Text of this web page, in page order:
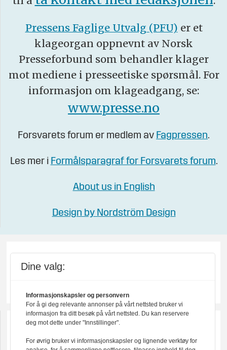
Pressens Faglige Utvalg (PFU) er et
klageorgan oppnevnt av Norsk
Presseforbund som behandler klager
mot mediene i presseetiske spørsmål. For
informasjon om klageadgang, se:
www.presse.no
Forsvarets forum er medlem av Fagpressen.
Les mer i Formålsparagraf for Forsvarets forum.
About us in English
Design by Nordström Design
Dine valg:
Informasjonskapsler og personvern
For å gi deg relevante annonser på vårt nettsted bruker vi
informasjon fra ditt besøk på vårt nettsted. Du kan reservere
deg mot dette under "Innstillinger".
For øvrig bruker vi informasjonskapsler og lignende verktøy for